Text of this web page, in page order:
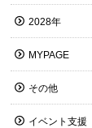
2028年
MYPAGE
その他
イベント支援